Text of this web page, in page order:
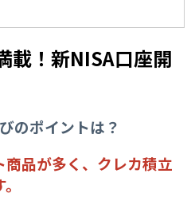
載！新NISA口座開
のポイントは？
品が多く、クレカ積立